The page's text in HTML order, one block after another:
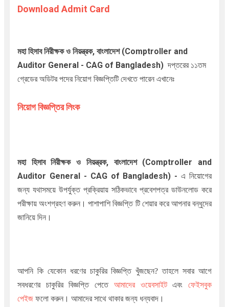
Download Admit Card
মহা হিসাব নিরীক্ষক ও নিয়ন্ত্রক, বাংলাদেশ (Comptroller and
Auditor General - CAG of Bangladesh) দপ্তরের ১১তম
গ্রেডের অডিটর পদের নিয়োগ বিজ্ঞপ্তিটি দেখতে পারেন এখানেঃ
নিয়োগ বিজ্ঞপ্তির লিংক
মহা হিসাব নিরীক্ষক ও নিয়ন্ত্রক, বাংলাদেশ (Comptroller and
Auditor General - CAG of Bangladesh) - এ নিয়োগের
জন্য যথাসময়ে উপর্যুক্ত প্রক্রিয়ায় সঠিকভাবে প্রবেশপত্র ডাউনলোড করে
পরীক্ষায় অংশগ্রহণ করুন। পাশাপাশি বিজ্ঞপ্তি টি শেয়ার করে আপনার বন্ধুদের
জানিয়ে দিন।
আপনি কি যেকোন ধরণের চাকুরির বিজ্ঞপ্তি খুঁজছেন?তাহলে সবার আগে
সবধরণের চাকুরির বিজ্ঞপ্তি পেতে
আমাদের ওয়েবসাইট এবংফেইসবুক
পেইজফলো করুন। আমাদের সাথে থাকার জন্য ধন্যবাদ।